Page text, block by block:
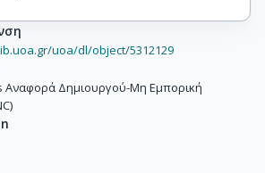
uoa/dl/object/5312129
Αναφορά Δημιουργού-Μη Εμπορική